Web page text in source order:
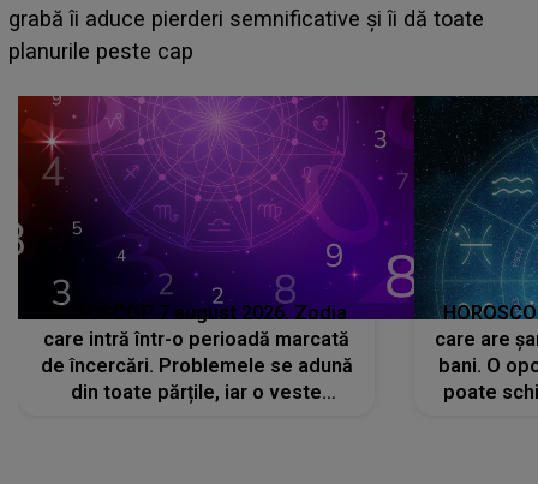
face o MĂRTURISIRE NEAȘTEPTATĂ despre mama
sa: "I-am spus și ei în față, eu nu te iubesc pentru
HOROSCOP 7 august 2026. Zodia
care intră într-o perioadă marcată
de încercări. Problemele se adună
din toate părțile, iar o veste
care are
bani. O
poate